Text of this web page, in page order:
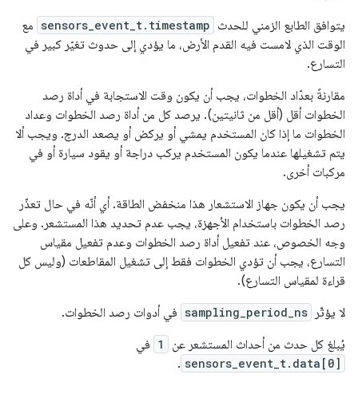
يتوافق الطابع الزمني للحدث sensors_event_t.timestamp مع
الوقت الذي لامست فيه القدم الأرض، ما يؤدي إلى حدوث تغيّر كبير في
التسارع.
مقارنةً بعدّاد الخطوات، يجب أن يكون وقت الاستجابة في أداة رصد
الخطوات أقل (أقل من ثانيتين). يرصد كل من أداة رصد الخطوات وعداد
الخطوات ما إذا كان المستخدم يمشي أو يركض أو يصعد الدرج. ويجب ألا
يتم تشغيلها عندما يكون المستخدم يركب دراجة أو يقود سيارة أو في
مركبات أخرى.
يجب أن يكون جهاز الاستشعار هذا منخفض الطاقة. أي أنّه في حال تعذّر
رصد الخطوات باستخدام الأجهزة، يجب عدم تحديد هذا المستشعر. وعلى
وجه الخصوص، عند تفعيل أداة رصد الخطوات وعدم تفعيل مقياس
التسارع، يجب أن تؤدي الخطوات فقط إلى تشغيل المقاطعات (وليس كل
قراءة لمقياس التسارع).
لا يؤثّر
sampling_period_ns في أدوات رصد الخطوات.
يُبلغ كل حدث من أحداث المستشعر عن
1 في
sensors_event_t.data[0]
.